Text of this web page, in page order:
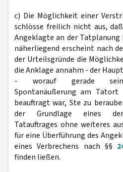
c) Die Möglichkeit einer
schlösse freilich nicht aus,
Angeklagte an der
näherliegend erscheint nach
der Urteilsgründe die
die Anklage annahm - der
- worauf gerade
Spontanäußerung am
beauftragt war, Ste zu
der Grundlage eines
Tatauftrages ohne weiteres
für eine Überführung des
eines Verbrechens nach §§
finden ließen.